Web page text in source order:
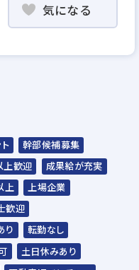
考
代表）
更になる場合が
いただく場合が
気になる
幹部候補募集
上歓迎
成果給が充実
上
上場企業
歓迎
り
転勤なし
土日休みあり